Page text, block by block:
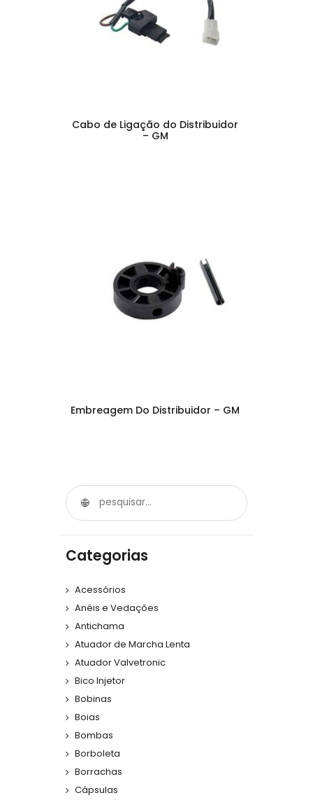
Cabo de Ligação do Distribuidor
– GM
Embreagem Do Distribuidor – GM
Categorias
Acessórios
Anéis e Vedações
Antichama
Atuador de Marcha Lenta
Atuador Valvetronic
Bico Injetor
Bobinas
Boias
Bombas
Borboleta
Borrachas
Cápsulas